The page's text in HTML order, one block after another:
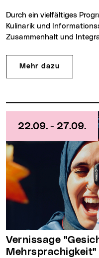
Durch ein vielfältiges Programm mit Musik, Sport-Workshops,
Kulinarik und
Zusammenhalt und
Mehr dazu
Vernissage "Gesichter der
Mehrsprachigkeit"
22.09. - 27.09.